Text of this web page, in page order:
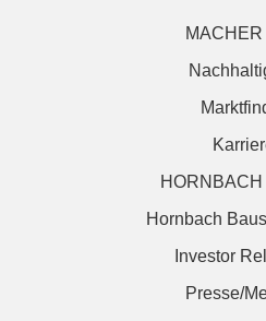
Hornbach
Investor
Presse/